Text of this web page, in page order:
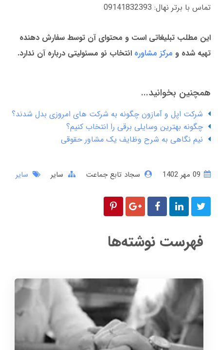
تماس با برتر نهال: 09141832393
این مطلب تبلیغاتی است و محتوای آن توسط سفارش دهنده
تهیه شده و مرکز مشاوره انتخاب نو مسئولیتی درباره آن ندارد.
همچنین بخوانید...
شرکت اپل و آمازون چگونه به شرکت های امروزی بدل شدند؟
چگونه بهترین وسایلی برقی را انتخاب کنیم؟
نیم نگاهی به شرح وظایف یک مشاور حقوقی
سجاد تابع جماعت سایر سایر
فهرست نوشته‌ها